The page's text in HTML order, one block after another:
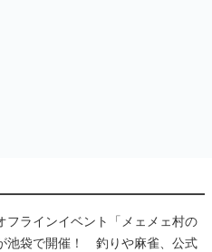
フラインイベント「メェメェ村の
池袋で開催！ 釣りや麻雀、公式